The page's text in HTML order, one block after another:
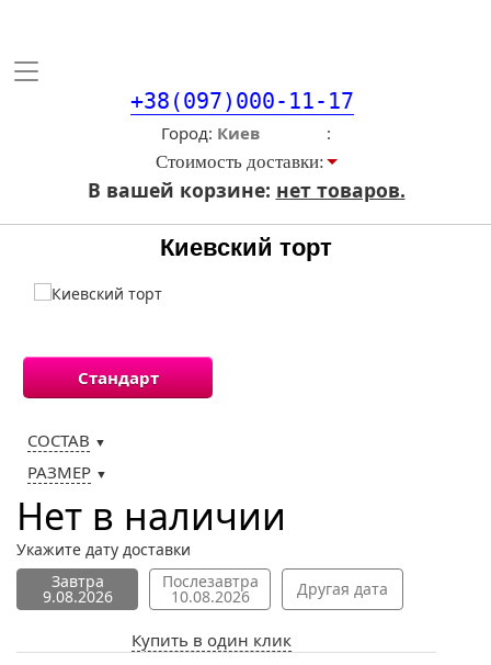
Toggle
+38(097)000-11-17
Город
Стоимость доставки:
В вашей корзине: нет товаров.
Киевский торт
Стандарт
СОСТАВ ▼
РАЗМЕР ▼
Нет в наличии
Укажите дату доставки
Завтра
9.08.2026
Послезавтра
10.08.2026 Другая дата
Купить в один клик